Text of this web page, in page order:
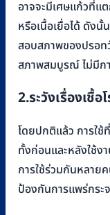
อาจจะมีเศษแก้วที่แ
หรือเนื้อเยื่อได้ ดังนั้
สอบสภาพของปรอท
สภาพสมบูรณ์ ไม่มีก
2.ระวังเรื่องเชื้อ
โดยปกติแล้ว การใช้
ทั้งก่อนและหลังใช้ง
การใช้ร่วมกันหลาย
ป้องกันการแพร่กระ